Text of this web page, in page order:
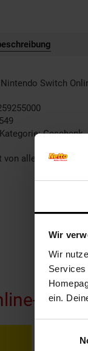
Wir
Wir
ein.
Switch
allen
Netto